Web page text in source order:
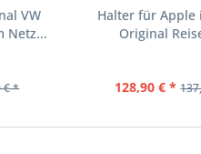
VW
Netz...
€ *
Halter für Apple
Original
128,90 € *